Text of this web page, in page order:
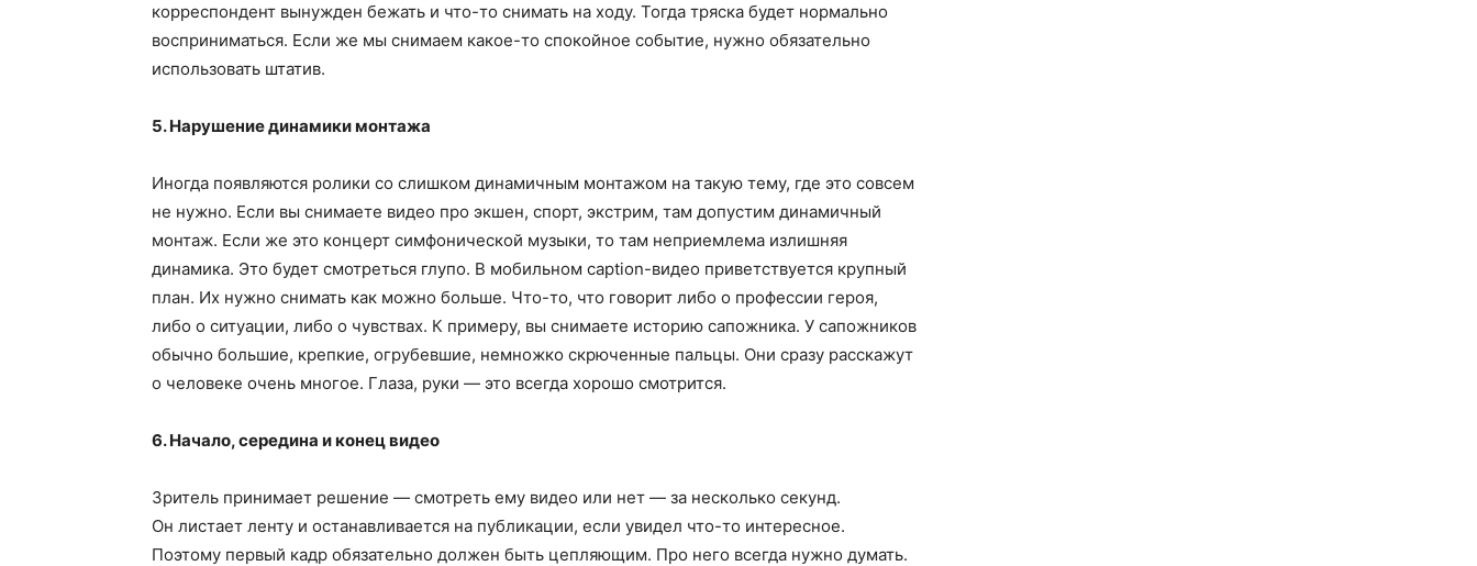
корреспондент вынужден бежать и что-то снимать на ходу. Тогда тряска будет нормально
восприниматься. Если же мы снимаем какое-то спокойное событие, нужно обязательно
использовать штатив.
5. Нарушение динамики монтажа
Иногда появляются ролики со слишком динамичным монтажом на такую тему, где это совсем
не нужно. Если вы снимаете видео про экшен, спорт, экстрим, там допустим динамичный
монтаж. Если же это концерт симфонической музыки, то там неприемлема излишняя
динамика. Это будет смотреться глупо. В мобильном captiоn-видео приветствуется крупный
план. Их нужно снимать как можно больше. Что-то, что говорит либо о профессии героя,
либо о ситуации, либо о чувствах. К примеру, вы снимаете историю сапожника. У сапожников
обычно большие, крепкие, огрубевшие, немножко скрюченные пальцы. Они сразу расскажут
о человеке очень многое. Глаза, руки — это всегда хорошо смотрится.
6. Начало, середина и конец видео
Зритель принимает решение — смотреть ему видео или нет — за несколько секунд.
Он листает ленту и останавливается на публикации, если увидел что-то интересное.
Поэтому первый кадр обязательно должен быть цепляющим. Про него всегда нужно думать.